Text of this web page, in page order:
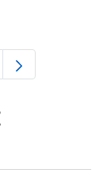
Pages Use